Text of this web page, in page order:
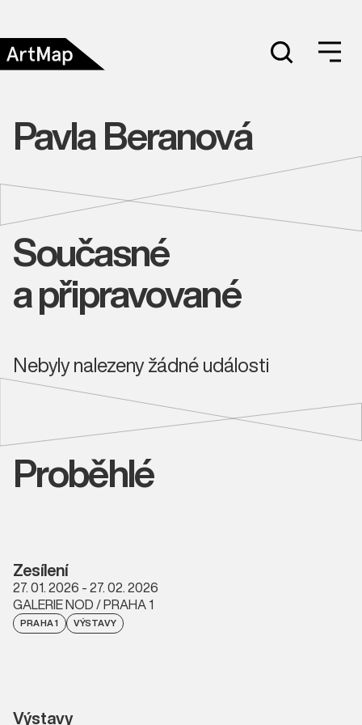
Pavla Beranová
Současné
a připravované
Nebyly nalezeny žádné události
Proběhlé
Zesílení
27. 01. 2026 - 27. 02. 2026
GALERIE NOD / PRAHA 1
PRAHA 1 VÝSTAVY
Výstavy